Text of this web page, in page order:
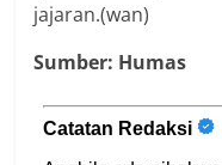
jajaran.(wan)
Sumber: Humas